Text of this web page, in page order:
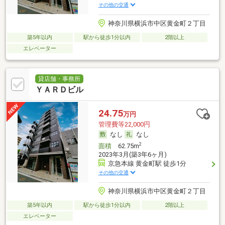
その他の交通
神奈川県横浜市中区黄金町２丁目
築5年以内 駅から徒歩1分以内
2階以上
エレベーター
貸店舗・事務所
ＹＡＲＤビル
24.75万円
管理費等22,000円
なし
なし
面積62.75m2
2023年3月(築3年6ヶ月)
京急本線 黄金町駅 徒歩1分
その他の交通
神奈川県横浜市中区黄金町２丁目
築5年以内 駅から徒歩1分以内
2階以上
エレベーター